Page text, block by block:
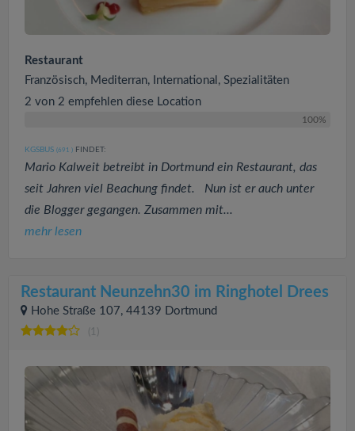
Restaurant
Französisch, Mediterran, International, Spezialitäten
2 von 2 empfehlen diese Location
100%
KGSBUS (691 ) FINDET:
Mario Kalweit betreibt in Dortmund ein Restaurant, das
seit Jahren viel Beachung findet. Nun ist er auch unter
die Blogger gegangen. Zusammen mit...
mehr lesen
Restaurant Neunzehn30 im Ringhotel Drees
Hohe Straße 107, 44139 Dortmund
(1)